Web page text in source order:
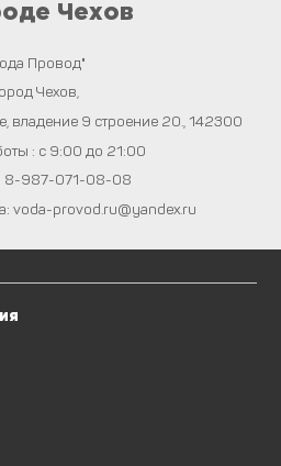
Чехов
Провод"
Чехов,
владение 9 строение 20. 142300
: с 9:00 до 21:00
8-987-071-08-08
voda-provod.ru@yandex.ru